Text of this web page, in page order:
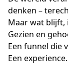
denken –
Maar wat blijft,
Gezien en
Een funnel die
Een experience.